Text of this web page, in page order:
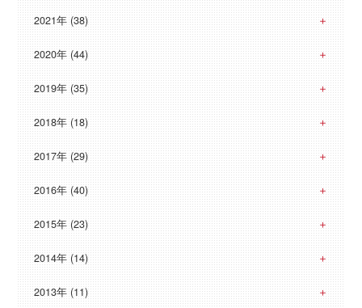
2021年 (38)
2020年 (44)
2019年 (35)
2018年 (18)
2017年 (29)
2016年 (40)
2015年 (23)
2014年 (14)
2013年 (11)